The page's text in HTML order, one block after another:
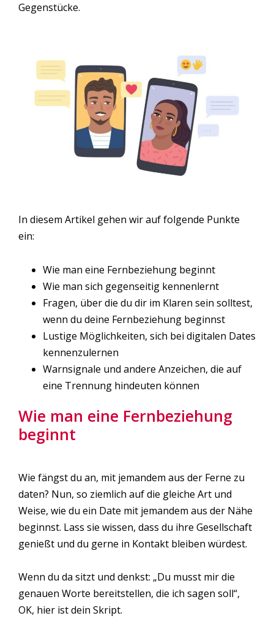
Gegenstücke.
In diesem Artikel gehen wir auf folgende Punkte
ein:
Wie man eine Fernbeziehung beginnt
Wie man sich gegenseitig kennenlernt
Fragen, über die du dir im Klaren sein solltest,
wenn du deine Fernbeziehung beginnst
Lustige Möglichkeiten, sich bei digitalen Dates
kennenzulernen
Warnsignale und andere Anzeichen, die auf
eine Trennung hindeuten können
Wie man eine Fernbeziehung
beginnt
Wie fängst du an, mit jemandem aus der Ferne zu
daten? Nun, so ziemlich auf die gleiche Art und
Weise, wie du ein Date mit jemandem aus der Nähe
beginnst. Lass sie wissen, dass du ihre Gesellschaft
genießt und du gerne in Kontakt bleiben würdest.
Wenn du da sitzt und denkst: „Du musst mir die
genauen Worte bereitstellen, die ich sagen soll“,
OK, hier ist dein Skript.